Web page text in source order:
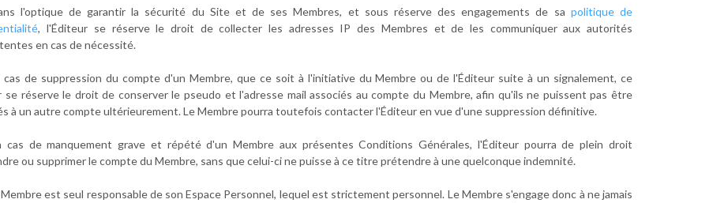
l'optique de garantir la sécurité du Site et de ses Membres, et sous réserve des engagements de sa politique de
, l'Éditeur se réserve le droit de collecter les adresses IP des Membres et de les communiquer aux autorités
en cas de nécessité.
cas de suppression du compte d'un Membre, que ce soit à l'initiative du Membre ou de l'Éditeur suite à un signalement, ce
se réserve le droit de conserver le pseudo et l'adresse mail associés au compte du Membre, afin qu'ils ne puissent pas être
à un autre compte ultérieurement. Le Membre pourra toutefois contacter l'Éditeur en vue d'une suppression définitive.
cas de manquement grave et répété d'un Membre aux présentes Conditions Générales, l'Éditeur pourra de plein droit
ou supprimer le compte du Membre, sans que celui-ci ne puisse à ce titre prétendre à une quelconque indemnité.
Membre est seul responsable de son Espace Personnel, lequel est strictement personnel. Le Membre s'engage donc à ne jamais